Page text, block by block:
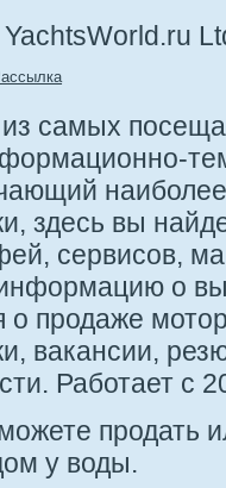
самых
здесь вы
сервисов,
информацию о
о продаже
вакансии,
Работает с
продать
у воды.